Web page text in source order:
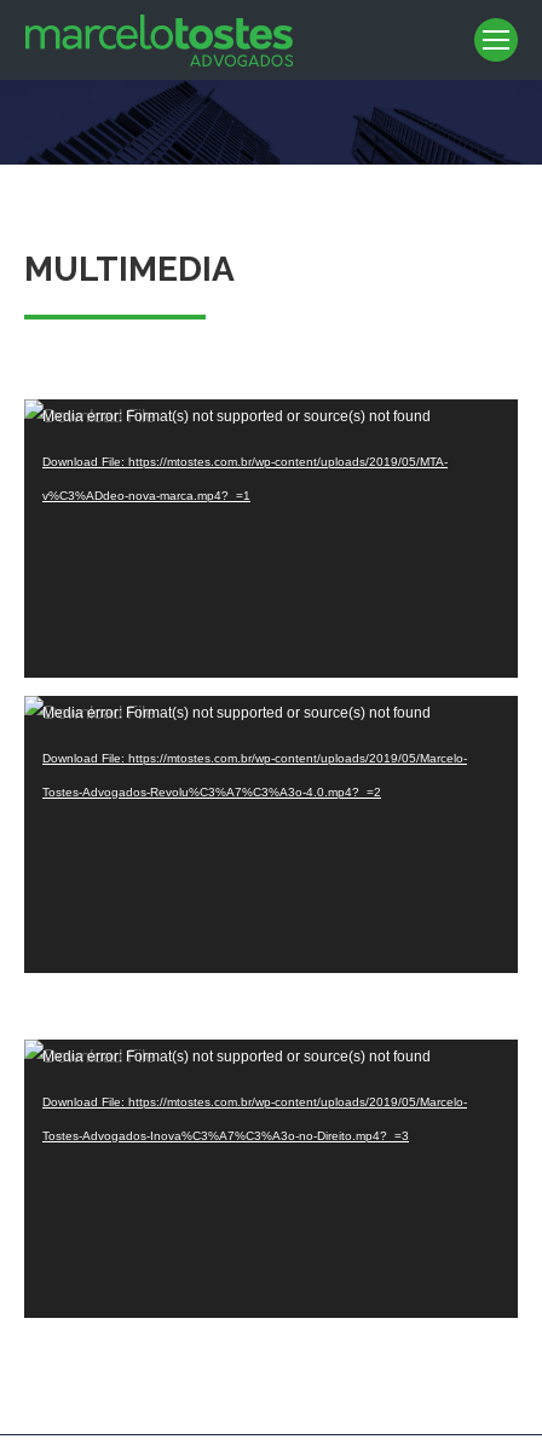
You are here:
MULTIMEDIA
Video
Media error: Format(s) not supported or source(s) not found
Download File: https://mtostes.com.br/wp-content/uploads/2019/05/MTA-
v%C3%ADdeo-nova-marca.mp4?_=1
Video
Media error: Format(s) not supported or source(s) not found
Download File: https://mtostes.com.br/wp-content/uploads/2019/05/Marcelo-
Tostes-Advogados-Revolu%C3%A7%C3%A3o-4.0.mp4?_=2
Video
Media error: Format(s) not supported or source(s) not found
Download File: https://mtostes.com.br/wp-content/uploads/2019/05/Marcelo-
Tostes-Advogados-Inova%C3%A7%C3%A3o-no-Direito.mp4?_=3